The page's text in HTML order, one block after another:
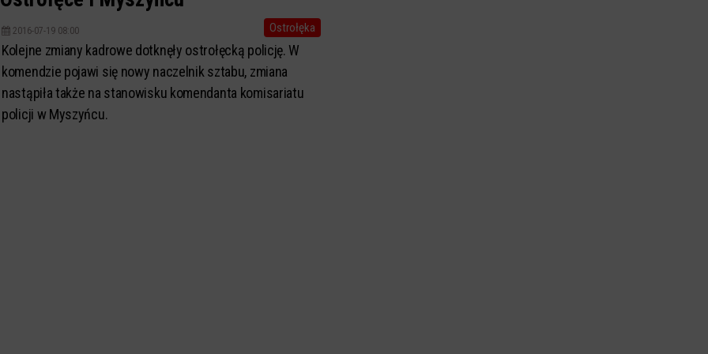
Ostrołęka
2016-07-19 08:00
Kolejne zmiany kadrowe dotknęły ostrołęcką policję. W
komendzie pojawi się nowy naczelnik sztabu, zmiana
nastąpiła także na stanowisku komendanta komisariatu
policji w Myszyńcu.